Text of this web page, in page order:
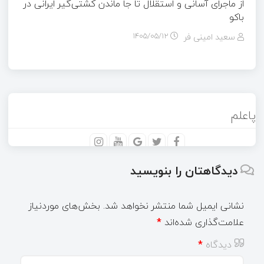
از ماجرای آسانی و استقلال تا جا ماندن کشتی‌گیر ایرانی در
باکو
سعید امینی فر ۱۴۰۵/۰۵/۱۲
پاعلم
دیدگاهتان را بنویسید
نشانی ایمیل شما منتشر نخواهد شد. بخش‌های موردنیاز
علامت‌گذاری شده‌اند *
دیدگاه *